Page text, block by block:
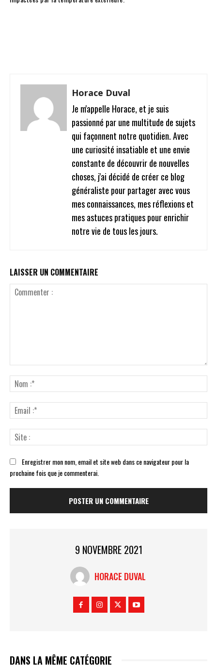
Horace Duval
Je m'appelle Horace, et je suis
passionné par une multitude de sujets
qui façonnent notre quotidien. Avec
une curiosité insatiable et une envie
constante de découvrir de nouvelles
choses, j'ai décidé de créer ce blog
généraliste pour partager avec vous
mes connaissances, mes réflexions et
mes astuces pratiques pour enrichir
notre vie de tous les jours.
LAISSER UN COMMENTAIRE
:*
:*
:
Enregistrer mon nom, email et site web dans ce navigateur pour la
prochaine fois que je commenterai.
9 NOVEMBRE 2021
HORACE DUVAL
DANS LA MÊME CATÉGORIE